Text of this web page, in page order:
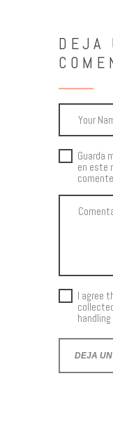
DEJA
Guarda
en este
I agree